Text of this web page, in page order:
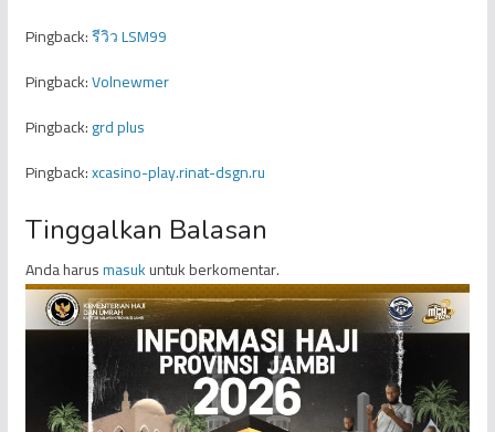
Pingback:รีวิว LSM99
Pingback:Volnewmer
Pingback:grd plus
Pingback:xcasino-play.rinat-dsgn.ru
Tinggalkan Balasan
Anda harusmasukuntuk berkomentar.